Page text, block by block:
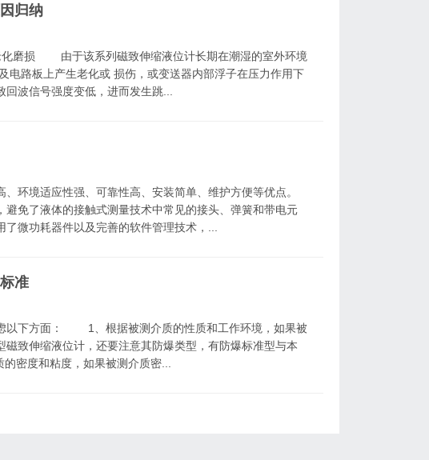
归纳
磨损 由于该系列磁致伸缩液位计长期在潮湿的室外环境
电路板上产生老化或 损伤，或变送器内部浮子在压力作用下
波信号强度变低，进而发生跳...
境适应性强、可靠性高、安装简单、维护方便等优点。
避免了液体的接触式测量技术中常见的接头、弹簧和带电元
微功耗器件以及完善的软件管理技术，...
准
下方面： 1、根据被测介质的性质和工作环境，如果被
致伸缩液位计，还要注意其防爆类型，有防爆标准型与本
度和粘度，如果被测介质密...